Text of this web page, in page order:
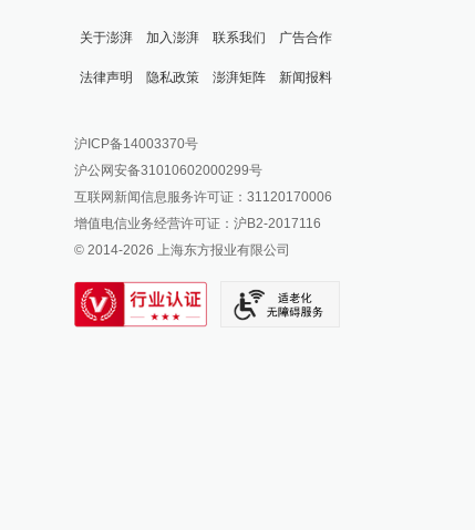
关于澎湃 加入澎湃 联系我们 广告合作
法律声明 隐私政策 澎湃矩阵
澎湃新闻公众号
澎湃新闻抖音号
派生万物开放平台
IP SHANGHAI
SIXTH TONE
新闻报料
报料邮箱: news@thepaper.cn
沪ICP备14003370号
沪公网安备31010602000299号
互联网新闻信息服务许可证：31120170006
增值电信业务经营许可证：沪B2-2017116
© 2014-2026 上海东方报业有限公司